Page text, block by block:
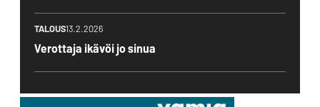
TALOUS13.2.2026
Verottaja ikävöi jo sinua